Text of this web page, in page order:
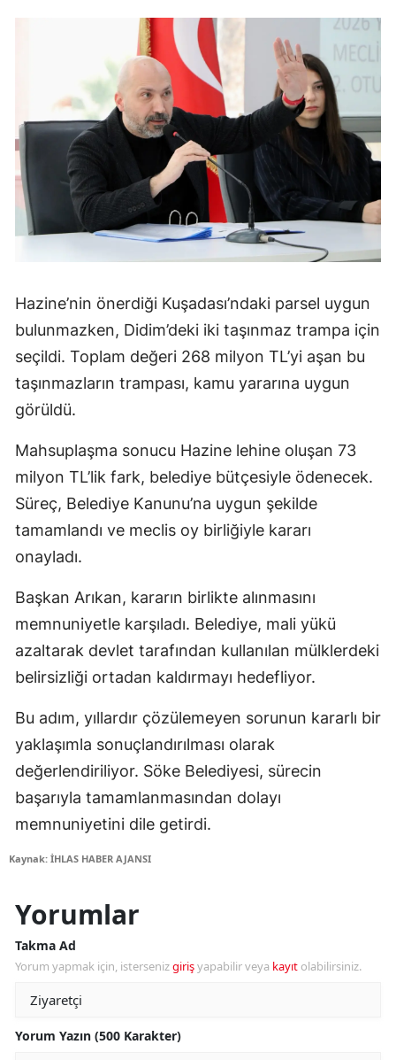
Hazine’nin önerdiği Kuşadası’ndaki parsel uygun
bulunmazken, Didim’deki iki taşınmaz trampa için
seçildi. Toplam değeri 268 milyon TL’yi aşan bu
taşınmazların trampası, kamu yararına uygun
görüldü.
Mahsuplaşma sonucu Hazine lehine oluşan 73
milyon TL’lik fark, belediye bütçesiyle ödenecek.
Süreç, Belediye Kanunu’na uygun şekilde
tamamlandı ve meclis oy birliğiyle kararı
onayladı.
Başkan Arıkan, kararın birlikte alınmasını
memnuniyetle karşıladı. Belediye, mali yükü
azaltarak devlet tarafından kullanılan mülklerdeki
belirsizliği ortadan kaldırmayı hedefliyor.
Bu adım, yıllardır çözülemeyen sorunun kararlı bir
yaklaşımla sonuçlandırılması olarak
değerlendiriliyor. Söke Belediyesi, sürecin
başarıyla tamamlanmasından dolayı
memnuniyetini dile getirdi.
Kaynak: İHLAS HABER AJANSI
Yorumlar
Takma Ad
Yorum yapmak için, istersenizgirişyapabilir veya kayıt olabilirsiniz.
Yorum Yazın (500 Karakter)